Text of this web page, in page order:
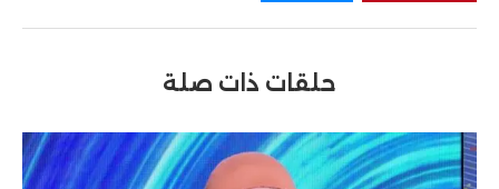
حلقات ذات صلة